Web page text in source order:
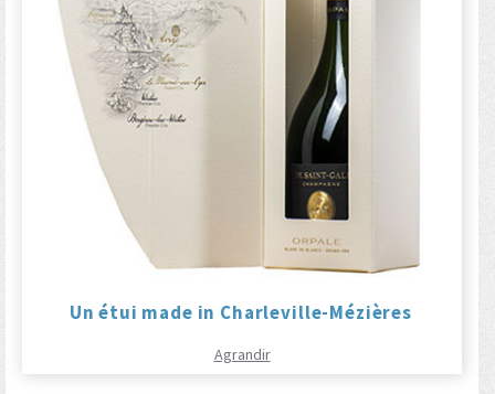
Un étui made in Charleville-Mézières
Agrandir